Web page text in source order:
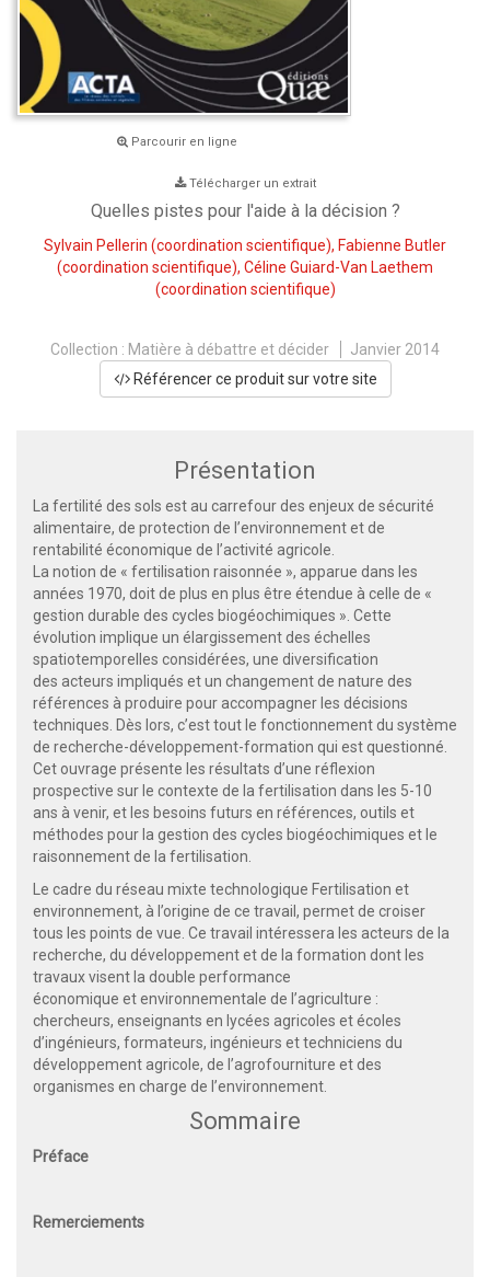
Parcourir en ligne
Télécharger un extrait
Quelles pistes pour l'aide à la décision ?
Sylvain Pellerin (coordination scientifique), Fabienne Butler
(coordination scientifique), Céline Guiard-Van Laethem
(coordination scientifique)
Collection : Matière à débattre et décider
Janvier 2014
Référencer ce produit sur votre site
Présentation
La fertilité des sols est au carrefour des enjeux de sécurité
alimentaire, de protection de l’environnement et de
rentabilité économique de l’activité agricole.
La notion de « fertilisation raisonnée », apparue dans les
années 1970, doit de plus en plus être étendue à celle de «
gestion durable des cycles biogéochimiques ». Cette
évolution implique un élargissement des échelles
spatiotemporelles considérées, une diversification
des acteurs impliqués et un changement de nature des
références à produire pour accompagner les décisions
techniques. Dès lors, c’est tout le fonctionnement du système
de recherche-développement-formation qui est questionné.
Cet ouvrage présente les résultats d’une réflexion
prospective sur le contexte de la fertilisation dans les 5-10
ans à venir, et les besoins futurs en références, outils et
méthodes pour la gestion des cycles biogéochimiques et le
raisonnement de la fertilisation.
Le cadre du réseau mixte technologique Fertilisation et
environnement, à l’origine de ce travail, permet de croiser
tous les points de vue. Ce travail intéressera les acteurs de la
recherche, du développement et de la formation dont les
travaux visent la double performance
économique et environnementale de l’agriculture :
chercheurs, enseignants en lycées agricoles et écoles
d’ingénieurs, formateurs, ingénieurs et techniciens du
développement agricole, de l’agrofourniture et des
organismes en charge de l’environnement.
Sommaire
Préface
Remerciements